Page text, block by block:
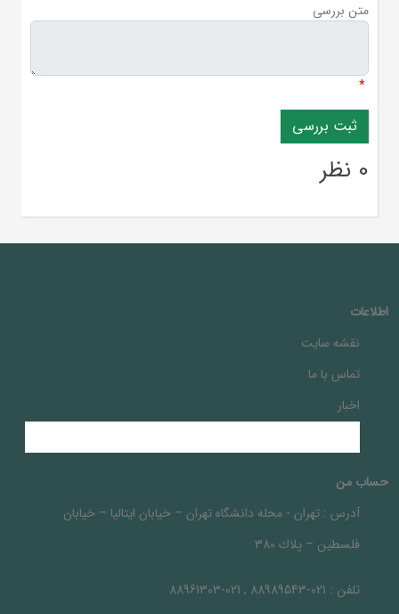
متن بررسی
*
0 نظر
اطلاعات
نقشه سایت
تماس با ما
اخبار
حساب من
آدرس : تهران - محله دانشگاه تهران – خيابان ايتاليا – خيابان
فلسطين – پلاك 380
تلفن : 021-88989543 , 021-88961303